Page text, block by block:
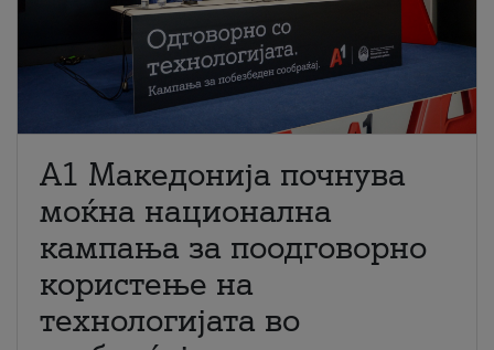
A1 Македонија почнува
моќна национална
кампања за поодговорно
користење на
технологијата во